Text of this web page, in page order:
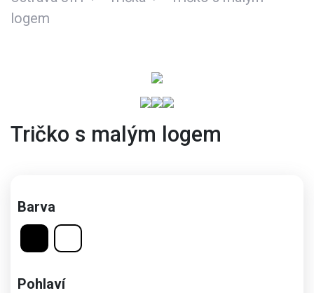
logem
Tričko s malým logem
Barva
Pohlaví